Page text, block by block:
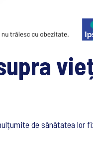
de sănătatea lor